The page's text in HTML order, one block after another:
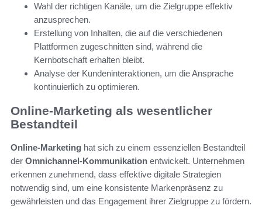
Wahl der richtigen Kanäle, um die Zielgruppe effektiv
anzusprechen.
Erstellung von Inhalten, die auf die verschiedenen
Plattformen zugeschnitten sind, während die
Kernbotschaft erhalten bleibt.
Analyse der Kundeninteraktionen, um die Ansprache
kontinuierlich zu optimieren.
Online-Marketing als wesentlicher
Bestandteil
Online-Marketing hat sich zu einem essenziellen Bestandteil
der Omnichannel-Kommunikation entwickelt. Unternehmen
erkennen zunehmend, dass effektive digitale Strategien
notwendig sind, um eine konsistente Markenpräsenz zu
gewährleisten und das Engagement ihrer Zielgruppe zu fördern.